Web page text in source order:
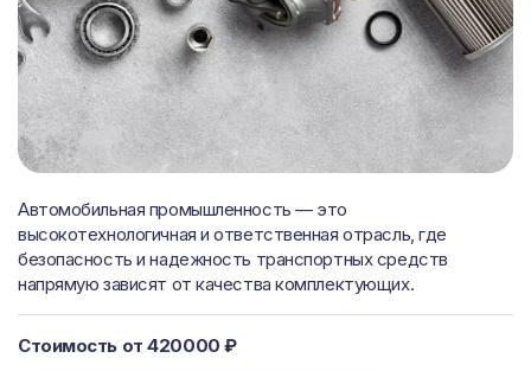
Автомобильная промышленность — это
высокотехнологичная и ответственная отрасль, где
безопасность и надежность транспортных средств
напрямую зависят от качества комплектующих.
Стоимость от 420000 ₽